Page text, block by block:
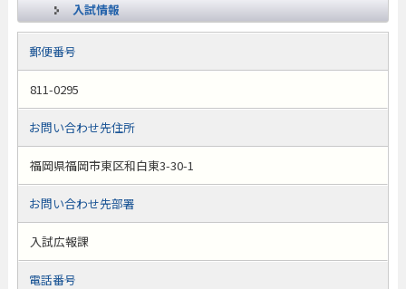
入試情報
郵便番号
811-0295
お問い合わせ先住所
福岡県福岡市東区和白東3-30-1
お問い合わせ先部署
入試広報課
電話番号